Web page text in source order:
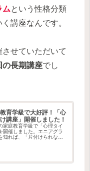
ムという性格分類
講座なんです。
せていただいて
の長期講座でし
教育学級で大好評！「心
講座」開催しました！
家庭教育学級で「心理タイ
開催しました。エニアグラ
知れば、「片付けられな